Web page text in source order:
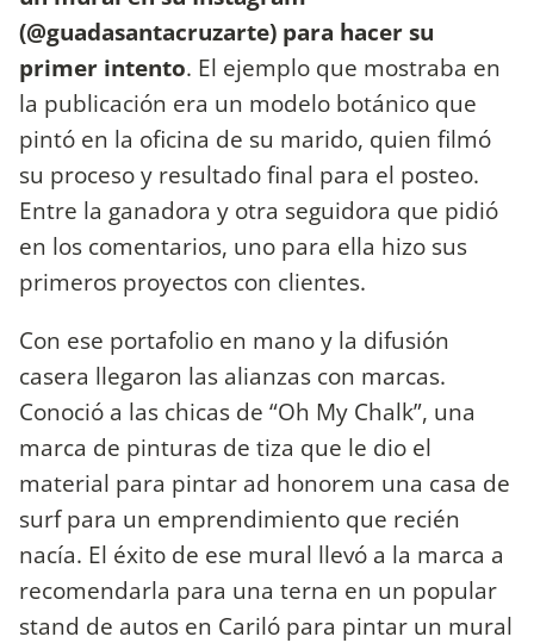
(@guadasantacruzarte) para hacer su
primer intento. El ejemplo que mostraba en
la publicación era un modelo botánico que
pintó en la oficina de su marido, quien filmó
su proceso y resultado final para el posteo.
Entre la ganadora y otra seguidora que pidió
en los comentarios, uno para ella hizo sus
primeros proyectos con clientes.
Con ese portafolio en mano y la difusión
casera llegaron las alianzas con marcas.
Conoció a las chicas de “Oh My Chalk”, una
marca de pinturas de tiza que le dio el
material para pintar ad honorem una casa de
surf para un emprendimiento que recién
nacía. El éxito de ese mural llevó a la marca a
recomendarla para una terna en un popular
stand de autos en Cariló para pintar un mural